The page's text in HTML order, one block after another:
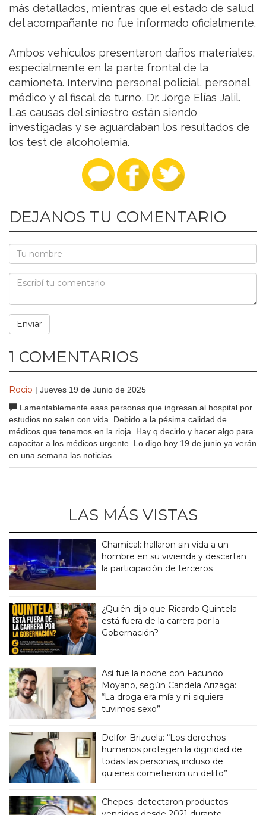
más detallados, mientras que el estado de salud
del acompañante no fue informado oficialmente.
Ambos vehículos presentaron daños materiales,
especialmente en la parte frontal de la
camioneta. Intervino personal policial, personal
médico y el fiscal de turno, Dr. Jorge Elías Jalil.
Las causas del siniestro están siendo
investigadas y se aguardaban los resultados de
los test de alcoholemia.
DEJANOS TU COMENTARIO
1 COMENTARIOS
Rocio | Jueves 19 de Junio de 2025
Lamentablemente esas personas que ingresan al hospital por
estudios no salen con vida. Debido a la pésima calidad de
médicos que tenemos en la rioja. Hay q decirlo y hacer algo para
capacitar a los médicos urgente. Lo digo hoy 19 de junio ya verán
en una semana las noticias
LAS MÁS VISTAS
Chamical: hallaron sin vida a un
hombre en su vivienda y descartan
la participación de terceros
¿Quién dijo que Ricardo Quintela
está fuera de la carrera por la
Gobernación?
Así fue la noche con Facundo
Moyano, según Candela Arizaga:
“La droga era mía y ni siquiera
tuvimos sexo”
Delfor Brizuela: “Los derechos
humanos protegen la dignidad de
todas las personas, incluso de
quienes cometieron un delito”
Chepes: detectaron productos